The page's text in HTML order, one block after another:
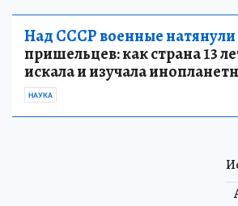
Над СССР военные натянули
пришельцев: как страна 13
искала и изучала
НАУКА